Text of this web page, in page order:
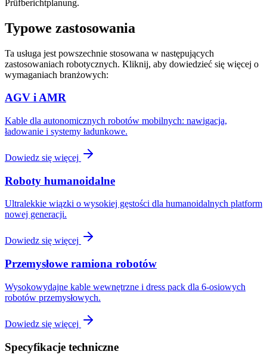
Prüfberichtplanung.
Typowe zastosowania
Ta usługa jest powszechnie stosowana w następujących
zastosowaniach robotycznych. Kliknij, aby dowiedzieć się więcej o
wymaganiach branżowych:
AGV i AMR
Kable dla autonomicznych robotów mobilnych: nawigacja,
ładowanie i systemy ładunkowe.
Dowiedz się więcej
Roboty humanoidalne
Ultralekkie wiązki o wysokiej gęstości dla humanoidalnych platform
nowej generacji.
Dowiedz się więcej
Przemysłowe ramiona robotów
Wysokowydajne kable wewnętrzne i dress pack dla 6-osiowych
robotów przemysłowych.
Dowiedz się więcej
Specyfikacje techniczne